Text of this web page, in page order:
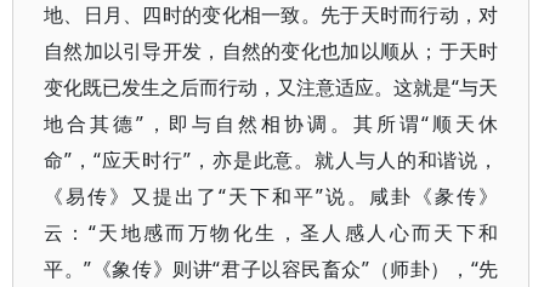
地、日月、四时的变化相一致。先于天时而行动，对
自然加以引导开发，自然的变化也加以顺从；于天时
变化既已发生之后而行动，又注意适应。这就是“与天
地合其德”，即与自然相协调。其所谓“顺天休
命”，“应天时行”，亦是此意。就人与人的和谐说，
《易传》又提出了“天下和平”说。咸卦《彖传》
云：“天地感而万物化生，圣人感人心而天下和
平。”《象传》则讲“君子以容民畜众”（师卦），“先